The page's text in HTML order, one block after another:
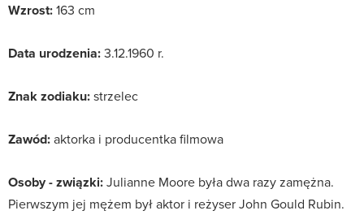
Wzrost:163 cm
Data urodzenia:3.12.1960 r.
Znak zodiaku:strzelec
Zawód:aktorka i producentka filmowa
Osoby - związki:Julianne Moore była dwa razy zamężna.
Pierwszym jej mężem był aktor i reżyser John Gould Rubin.